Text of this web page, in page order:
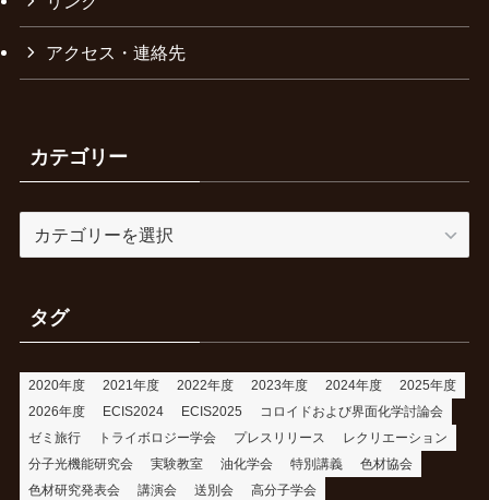
アクセス・連絡先
カテゴリー
テ
ー
タグ
2020年度 2021年度 2022年度 2023年度 2024年度
2025年度
2026年度
ECIS2024 ECIS2025
コロイドおよび界面化学討論会
ゼミ旅行
トライボロジー学会 プレスリリース
レクリエーション
分子光機能研究会
実験教室 油化学会 特別講義
色材協会
色材研究発表会
講演会 送別会 高分子学会